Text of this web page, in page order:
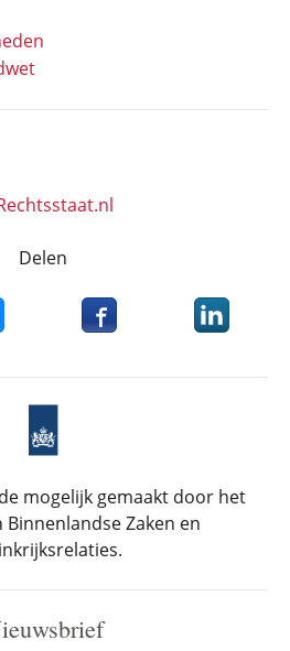
Delen
dit item op Bluesky
Deel dit item opDeel dit
mogelijk gemaakt door het
Zaken en